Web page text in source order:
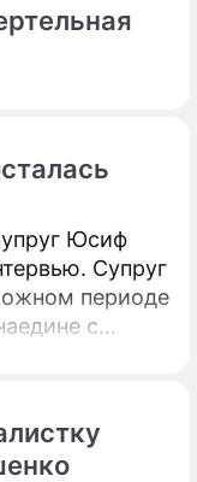
Юсиф
Супруг
периоде
с